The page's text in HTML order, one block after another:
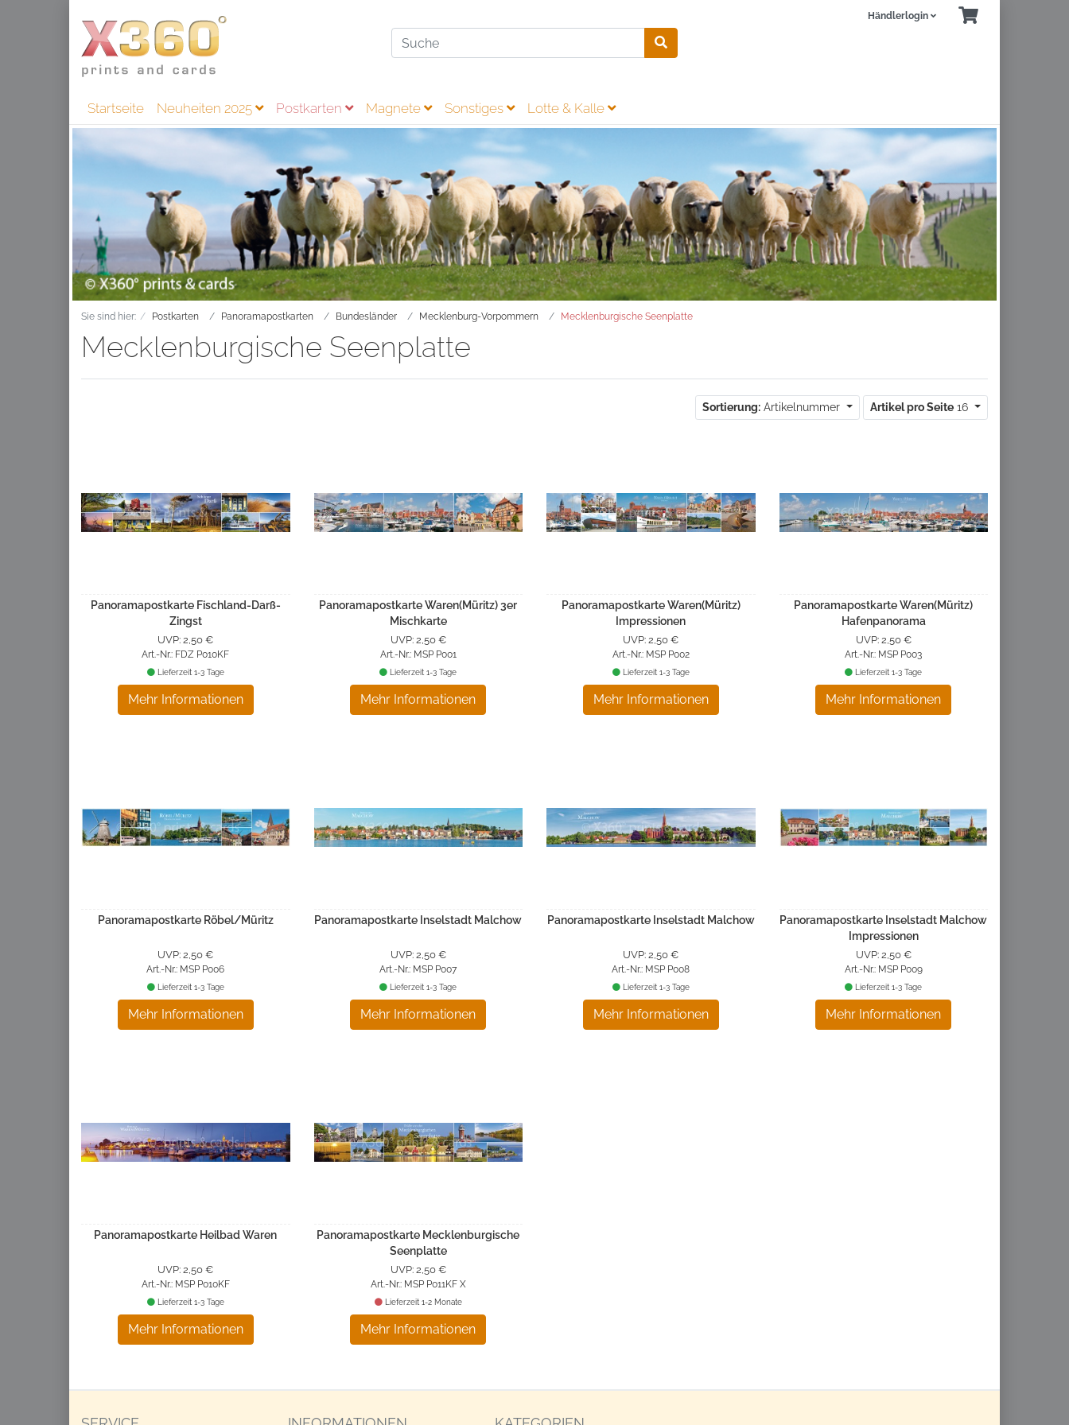
Händlerlogin
Startseite Neuheiten 2025 Postkarten Magnete Sonstiges Lotte & Kalle
Sie sind hier: Postkarten Panoramapostkarten Bundesländer Mecklenburg-Vorpommern Mecklenburgische Seenplatte
Mecklenburgische Seenplatte
Sortierung: Artikelnummer Artikel pro Seite 16
Panoramapostkarte Fischland-Darß-
Zingst
UVP: 2,50 €
Art.-Nr.: FDZ P010KF
Mehr Informationen
Lieferzeit 1-3 Tage
Panoramapostkarte Waren(Müritz) 3er
Mischkarte
UVP: 2,50 €
Art.-Nr.: MSP P001
Mehr Informationen
Lieferzeit 1-3 Tage
Panoramapostkarte Waren(Müritz)
Impressionen
UVP: 2,50 €
Art.-Nr.: MSP P002
Mehr Informationen
Lieferzeit 1-3 Tage
Panoramapostkarte Waren(Müritz)
Hafenpanorama
UVP: 2,50 €
Art.-Nr.: MSP P003
Mehr Informationen
Lieferzeit 1-3 Tage
Panoramapostkarte Röbel/Müritz
UVP: 2,50 €
Art.-Nr.: MSP P006
Mehr Informationen
Lieferzeit 1-3 Tage
Panoramapostkarte Inselstadt Malchow
UVP: 2,50 €
Art.-Nr.: MSP P007
Mehr Informationen
Lieferzeit 1-3 Tage
Panoramapostkarte Inselstadt Malchow
UVP: 2,50 €
Art.-Nr.: MSP P008
Mehr Informationen
Lieferzeit 1-3 Tage
Panoramapostkarte Inselstadt Malchow
Impressionen
UVP: 2,50 €
Art.-Nr.: MSP P009
Mehr Informationen
Lieferzeit 1-3 Tage
Panoramapostkarte Heilbad Waren
UVP: 2,50 €
Art.-Nr.: MSP P010KF
Mehr Informationen
Lieferzeit 1-3 Tage
Panoramapostkarte Mecklenburgische
Seenplatte
UVP: 2,50 €
Art.-Nr.: MSP P011KF X
Mehr Informationen
Lieferzeit 1-2 Monate